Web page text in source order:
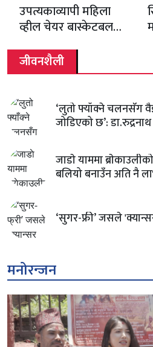
उपत्यकाव्यापी महिला
व्हील चेयर बास्केटबल
जीवनशैली
‘लुतो फ्याँक्ने चलनसँग
जोडिएको छ’:
जाडाे याममा
बलियो बनाउँन अति नै
‘सुगर-फ्री’ जसले
मनोरन्जन